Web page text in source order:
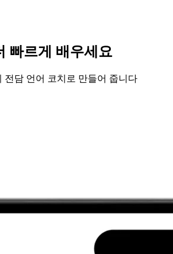
빠르게 배우세요
전담 언어 코치로 만들어 줍니다